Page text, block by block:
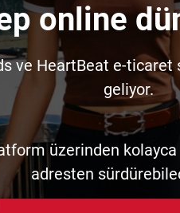
online
ve HeartBeat e-ticaret
geliyor.
üzerinden
adresten